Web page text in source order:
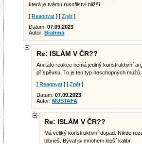
která je tvému rusofilství bližší.
[ Reagovat ] [ Zpět ]
Datum: 07.09.2023
Autor: Brahma
Re: ISLÁM V ČR??
Ani tato reakce nemá jediný konstruktivní
příspěvku. To je ten typ neschopných
[ Reagovat ] [ Zpět ]
Datum: 07.09.2023
Autor: MUSTAFA
Re: ISLÁM V ČR??
Má veliký konstruktivní dopad. Nikdo
blbneš. Býval jsi mnohem lepší kalibr.